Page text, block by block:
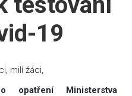
19
milí žáci,
opatření Ministerstva